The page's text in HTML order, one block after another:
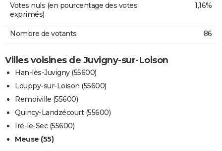
Votes nuls (en pourcentage des votes
exprimés)
1,16%
Nombre de votants 86
Villes voisines de Juvigny-sur-Loison
Han-lès-Juvigny (55600)
Louppy-sur-Loison (55600)
Remoiville (55600)
Quincy-Landzécourt (55600)
Iré-le-Sec (55600)
Meuse (55)